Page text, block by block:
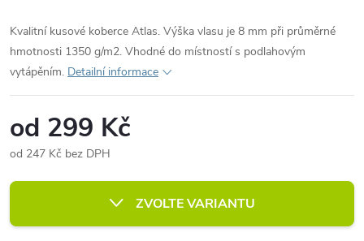
Kvalitní kusové koberce Atlas. Výška vlasu je 8 mm při průměrné
hmotnosti 1350 g/m2. Vhodné do místností s podlahovým
vytápěním. Detailní informace
od 299 Kč
od 247 Kč bez DPH
cena:
ZVOLTE VARIANTU